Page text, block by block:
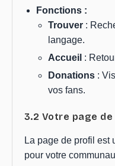
Fonctions :
Trouver :
langage.
Accueil :
Donations :
vos fans.
3.2 Votre page
La page de profil est
pour votre